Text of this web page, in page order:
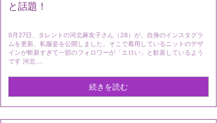
と話題！
9月27日、タレントの河北麻友子さん（28）が、自身のインスタグラ
ムを更新、私服姿を公開しました。そこで着用しているニットのデザ
インが斬新すぎて一部のフォロワーが「エロい」と歓喜しているよう
です 河北 ...
続きを読む